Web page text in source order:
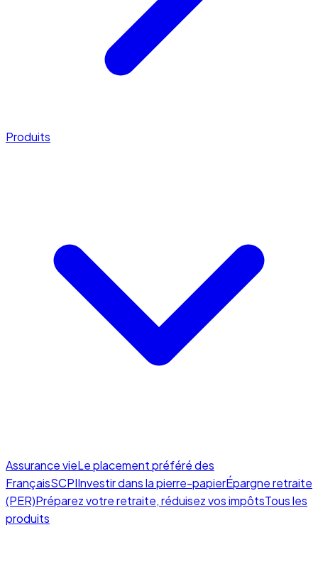
Produits
Assurance vieLe placement préféré des
FrançaisSCPIInvestir dans la pierre-papierÉpargne retraite
(PER)Préparez votre retraite, réduisez vos impôtsTous les
produits